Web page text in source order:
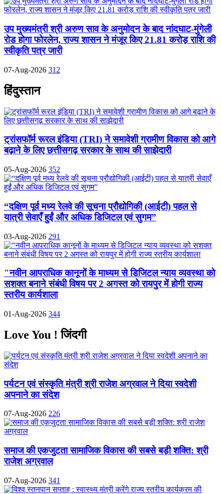
उप मुख्यमंत्री श्री अरुण साव के अनुमोदन के बाद नांदघाट-मुंगेली
रोड होगा फोरलेन, राज्य शासन ने मंजूर किए 21.81 करोड़ राशि की
स्वीकृति पत्र जारी
07-Aug-2026 312
हिंदुस्तान
ट्रांसफॉर्म रूरल इंडिया (TRI) ने समावेशी ग्रामीण विकास को आगे
बढ़ाने के लिए छत्तीसगढ़ सरकार के साथ की साझेदारी
05-Aug-2026 352
“दक्षिण पूर्व मध्य रेलवे की सूचना प्रौद्योगिकी (आईटी) पहल से
यात्री सेवाएँ हुईं और अधिक डिजिटल एवं सुगम”
03-Aug-2026 291
"नवीन आपराधिक कानूनों के माध्यम से डिजिटल न्याय व्यवस्था को
सशक्त बनाने संबंधी विषय पर 2 अगस्त को रायपुर में होगी राज्य
स्तरीय कार्यशाला
01-Aug-2026 344
Love You ! जिंदगी
पर्यटन एवं संस्कृति मंत्री श्री राजेश अग्रवाल ने दिया स्वदेशी
अपनाने का संदेश
07-Aug-2026 226
समाज की एकजुटता सामाजिक विकास की सबसे बड़ी शक्ति: श्री
राजेश अग्रवाल
07-Aug-2026 341